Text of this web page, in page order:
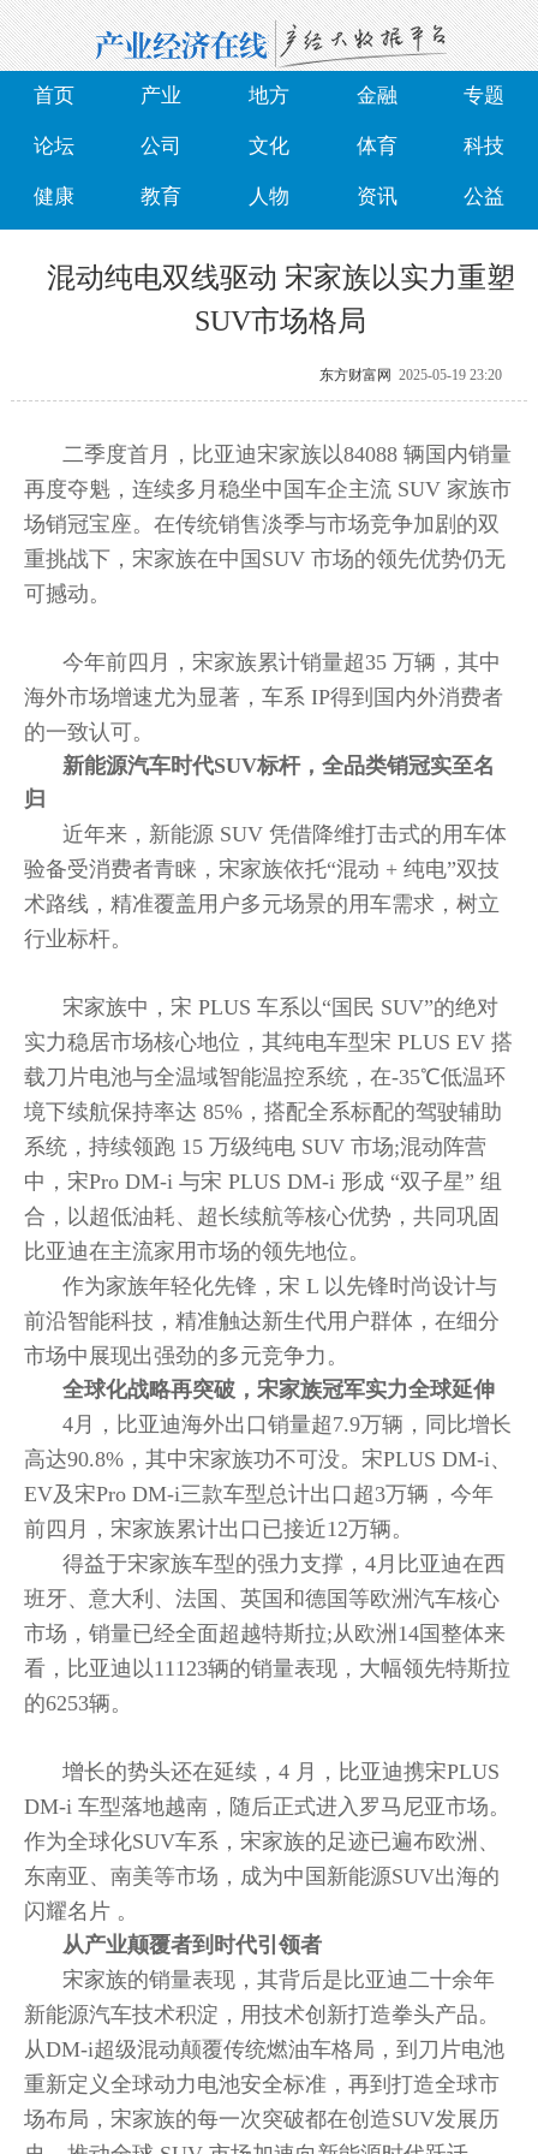
首页 产业 地方 金融 专题
论坛 公司 文化 体育 科技
健康 教育 人物 资讯 公益
混动纯电双线驱动 宋家族以实力重塑
SUV市场格局
东方财富网 2025-05-19 23:20
二季度首月，比亚迪宋家族以84088 辆国内销量
再度夺魁，连续多月稳坐中国车企主流 SUV 家族市
场销冠宝座。在传统销售淡季与市场竞争加剧的双
重挑战下，宋家族在中国SUV 市场的领先优势仍无
可撼动。
今年前四月，宋家族累计销量超35 万辆，其中
海外市场增速尤为显著，车系 IP得到国内外消费者
的一致认可。
新能源汽车时代SUV标杆，全品类销冠实至名
归
近年来，新能源 SUV 凭借降维打击式的用车体
验备受消费者青睐，宋家族依托“混动 + 纯电”双技
术路线，精准覆盖用户多元场景的用车需求，树立
行业标杆。
宋家族中，宋 PLUS 车系以“国民 SUV”的绝对
实力稳居市场核心地位，其纯电车型宋 PLUS EV 搭
载刀片电池与全温域智能温控系统，在-35℃低温环
境下续航保持率达 85%，搭配全系标配的驾驶辅助
系统，持续领跑 15 万级纯电 SUV 市场;混动阵营
中，宋Pro DM-i 与宋 PLUS DM-i 形成 “双子星” 组
合，以超低油耗、超长续航等核心优势，共同巩固
比亚迪在主流家用市场的领先地位。
作为家族年轻化先锋，宋 L 以先锋时尚设计与
前沿智能科技，精准触达新生代用户群体，在细分
市场中展现出强劲的多元竞争力。
全球化战略再突破，宋家族冠军实力全球延伸
4月，比亚迪海外出口销量超7.9万辆，同比增长
高达90.8%，其中宋家族功不可没。宋PLUS DM-i、
EV及宋Pro DM-i三款车型总计出口超3万辆，今年
前四月，宋家族累计出口已接近12万辆。
得益于宋家族车型的强力支撑，4月比亚迪在西
班牙、意大利、法国、英国和德国等欧洲汽车核心
市场，销量已经全面超越特斯拉;从欧洲14国整体来
看，比亚迪以11123辆的销量表现，大幅领先特斯拉
的6253辆。
增长的势头还在延续，4 月，比亚迪携宋PLUS
DM-i 车型落地越南，随后正式进入罗马尼亚市场。
作为全球化SUV车系，宋家族的足迹已遍布欧洲、
东南亚、南美等市场，成为中国新能源SUV出海的
闪耀名片 。
从产业颠覆者到时代引领者
宋家族的销量表现，其背后是比亚迪二十余年
新能源汽车技术积淀，用技术创新打造拳头产品。
从DM-i超级混动颠覆传统燃油车格局，到刀片电池
重新定义全球动力电池安全标准，再到打造全球市
场布局，宋家族的每一次突破都在创造SUV发展历